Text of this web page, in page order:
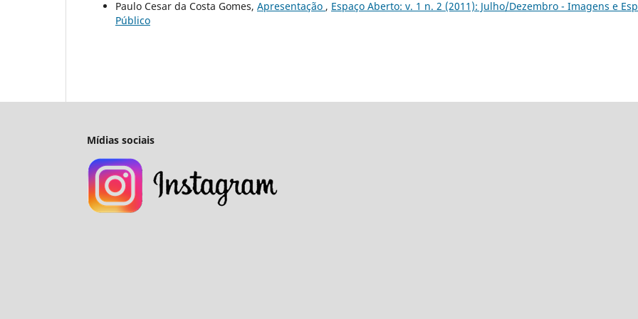
Paulo Cesar da Costa Gomes, Apresentação , Espaço Aberto: v. 1 n. 2 (2011): Julho/Dezembro - Imagens e
Público
Mídias sociais